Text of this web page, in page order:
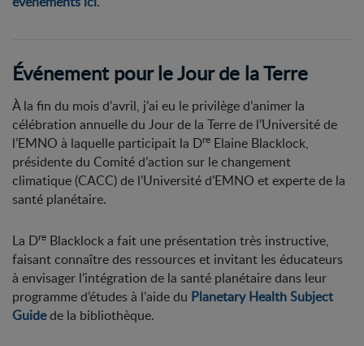
Événement pour le Jour de la Terre
À la fin du mois d’avril, j’ai eu le privilège d’animer la
célébration annuelle du Jour de la Terre de l’Université de
l’EMNO à laquelle participait la Dre Elaine Blacklock,
présidente du Comité d’action sur le changement
climatique (CACC) de l’Université d’EMNO et experte de la
santé planétaire.
La Dre Blacklock a fait une présentation très instructive,
faisant connaître des ressources et invitant les éducateurs
à envisager l’intégration de la santé planétaire dans leur
programme d’études à l’aide du Planetary Health Subject
Guidede la bibliothèque.